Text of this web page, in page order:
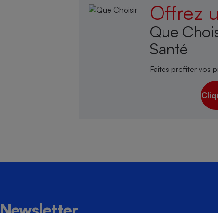
Offrez
Que
Santé
Faites profiter vos